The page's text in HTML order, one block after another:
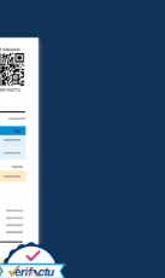
en
Crea y
Crea y
obligatoria